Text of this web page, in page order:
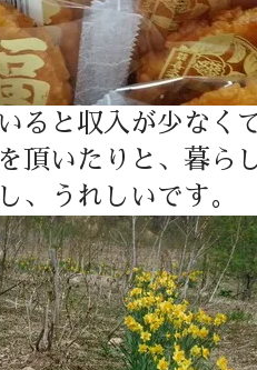
ると収入が少なく
頂いたりと、暮ら
、うれしいです。